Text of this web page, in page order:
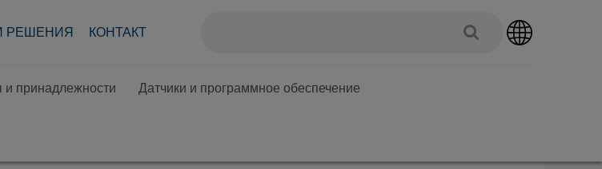
РЕШЕНИЯ КОНТАКТ
и принадлежности Датчики и программное обеспечение